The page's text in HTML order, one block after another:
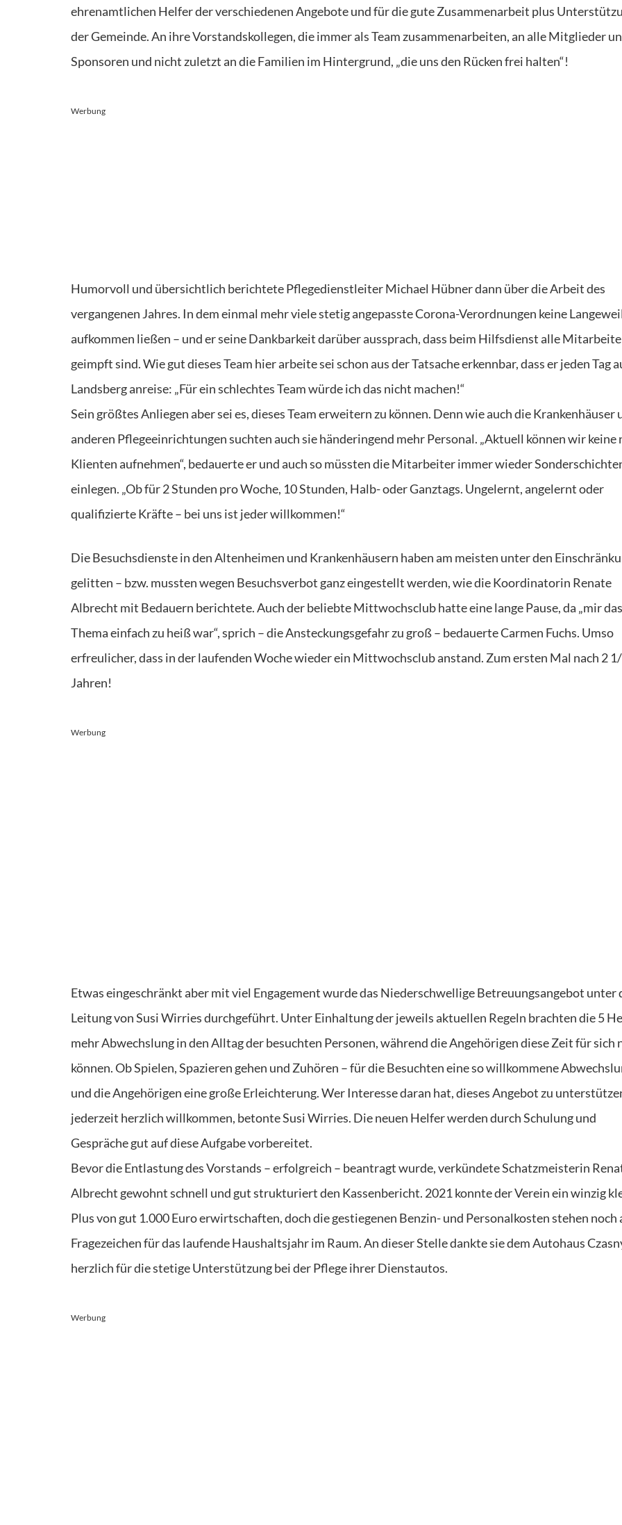
ehrenamtlichen Helfer der verschiedenen Angebote und für die gute Zusammenarbeit plus
der Gemeinde. An ihre Vorstandskollegen, die immer als Team zusammenarbeiten, an alle Mitglieder
Sponsoren und nicht zuletzt an die Familien im Hintergrund, „die uns den Rücken frei halten“!
Werbung
Humorvoll und übersichtlich berichtete Pflegedienstleiter Michael Hübner dann über die Arbeit des
vergangenen Jahres. In dem einmal mehr viele stetig angepasste Corona-Verordnungen keine
aufkommen ließen – und er seine Dankbarkeit darüber aussprach, dass beim Hilfsdienst alle
geimpft sind. Wie gut dieses Team hier arbeite sei schon aus der Tatsache erkennbar, dass er jeden Tag
Landsberg anreise: „Für ein schlechtes Team würde ich das nicht machen!“
Sein größtes Anliegen aber sei es, dieses Team erweitern zu können. Denn wie auch die Krankenhäuser
anderen Pflegeeinrichtungen suchten auch sie händeringend mehr Personal. „Aktuell können wir keine
Klienten aufnehmen“, bedauerte er und auch so müssten die Mitarbeiter immer wieder
einlegen. „Ob für 2 Stunden pro Woche, 10 Stunden, Halb- oder Ganztags. Ungelernt, angelernt oder
qualifizierte Kräfte – bei uns ist jeder willkommen!“
Die Besuchsdienste in den Altenheimen und Krankenhäusern haben am meisten unter den
gelitten – bzw. mussten wegen Besuchsverbot ganz eingestellt werden, wie die Koordinatorin Renate
Albrecht mit Bedauern berichtete. Auch der beliebte Mittwochsclub hatte eine lange Pause, da „mir das
Thema einfach zu heiß war“, sprich – die Ansteckungsgefahr zu groß – bedauerte Carmen Fuchs. Umso
erfreulicher, dass in der laufenden Woche wieder ein Mittwochsclub anstand. Zum ersten Mal nach 2
Jahren!
Werbung
Etwas eingeschränkt aber mit viel Engagement wurde das Niederschwellige Betreuungsangebot unter
Leitung von Susi Wirries durchgeführt. Unter Einhaltung der jeweils aktuellen Regeln brachten die 5
mehr Abwechslung in den Alltag der besuchten Personen, während die Angehörigen diese Zeit für sich
können. Ob Spielen, Spazieren gehen und Zuhören – für die Besuchten eine so willkommene
und die Angehörigen eine große Erleichterung. Wer Interesse daran hat, dieses Angebot zu
jederzeit herzlich willkommen, betonte Susi Wirries. Die neuen Helfer werden durch Schulung und
Gespräche gut auf diese Aufgabe vorbereitet.
Bevor die Entlastung des Vorstands – erfolgreich – beantragt wurde, verkündete Schatzmeisterin
Albrecht gewohnt schnell und gut strukturiert den Kassenbericht. 2021 konnte der Verein ein winzig
Plus von gut 1.000 Euro erwirtschaften, doch die gestiegenen Benzin- und Personalkosten stehen noch
Fragezeichen für das laufende Haushaltsjahr im Raum. An dieser Stelle dankte sie dem Autohaus
herzlich für die stetige Unterstützung bei der Pflege ihrer Dienstautos.
Werbung